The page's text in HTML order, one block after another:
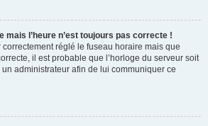
mais l’heure n’est toujours pas correcte !
correctement réglé le fuseau horaire mais que
il est probable que l’horloge du serveur soit
administrateur afin de lui communiquer ce